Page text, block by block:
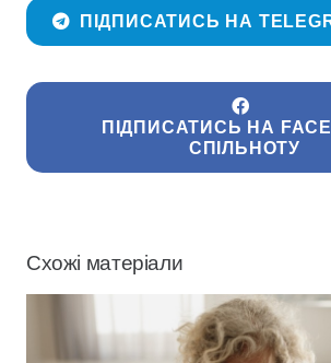
ПІДПИСАТИСЬ НА
ПІДПИСАТИСЬ НА
СПІЛЬНОТУ
Схожі матеріали